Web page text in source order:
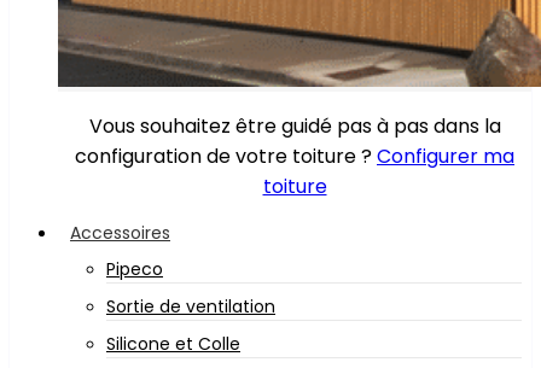
Vous souhaitez être guidé pas à pas dans la
configuration de votre toiture ?Configurer ma
toiture
Accessoires
Pipeco
Sortie de ventilation
Silicone et Colle